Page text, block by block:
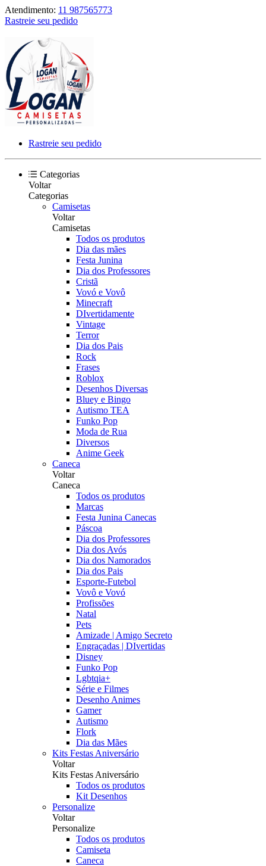
Atendimento: 11 987565773
Rastreie seu pedido
Rastreie seu pedido
Categorias
Voltar
Categorias
Camisetas
Voltar
Camisetas
Todos os produtos
Dia das mães
Festa Junina
Dia dos Professores
Cristã
Vovó e Vovô
Minecraft
DIvertidamente
Vintage
Terror
Dia dos Pais
Rock
Frases
Roblox
Desenhos Diversas
Bluey e Bingo
Autismo TEA
Funko Pop
Moda de Rua
Diversos
Anime Geek
Caneca
Voltar
Caneca
Todos os produtos
Marcas
Festa Junina Canecas
Páscoa
Dia dos Professores
Dia dos Avós
Dia dos Namorados
Dia dos Pais
Esporte-Futebol
Vovô e Vovó
Profissões
Natal
Pets
Amizade | Amigo Secreto
Engraçadas | DIvertidas
Disney
Funko Pop
Lgbtqia+
Série e Filmes
Desenho Animes
Gamer
Autismo
Flork
Dia das Mães
Kits Festas Aniversário
Voltar
Kits Festas Aniversário
Todos os produtos
Kit Desenhos
Personalize
Voltar
Personalize
Todos os produtos
Camiseta
Caneca